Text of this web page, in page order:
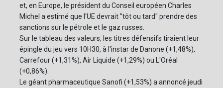
et, en Europe, le président du Conseil européen Charles
Michel a estimé que l'UE devrait "tôt ou tard" prendre des
sanctions sur le pétrole et le gaz russes.
Sur le tableau des valeurs, les titres défensifs tiraient leur
épingle du jeu vers 10H30, à l'instar de Danone (+1,48%),
Carrefour (+1,31%), Air Liquide (+1,29%) ou L'Oréal
(+0,86%).
Le géant pharmaceutique Sanofi (+1,53%) a annoncé jeudi